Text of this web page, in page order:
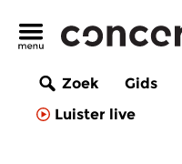
Zoek Gids
Luister live